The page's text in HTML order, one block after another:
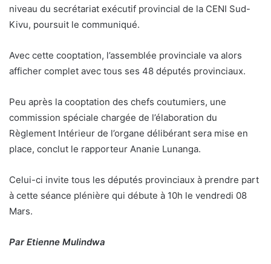
niveau du secrétariat exécutif provincial de la CENI Sud-
Kivu, poursuit le communiqué.
Avec cette cooptation, l’assemblée provinciale va alors
afficher complet avec tous ses 48 députés provinciaux.
Peu après la cooptation des chefs coutumiers, une
commission spéciale chargée de l’élaboration du
Règlement Intérieur de l’organe délibérant sera mise en
place, conclut le rapporteur Ananie Lunanga.
Celui-ci invite tous les députés provinciaux à prendre part
à cette séance plénière qui débute à 10h le vendredi 08
Mars.
Par Etienne Mulindwa